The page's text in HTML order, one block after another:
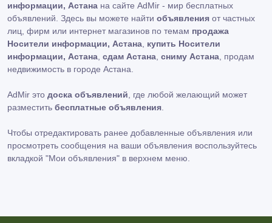
информации, Астана на сайте AdMir - мир бесплатных
объявлений. Здесь вы можете найти объявления от частных
лиц, фирм или интернет магазинов по темам продажа
Носители информации, Астана купить Носители
информации, Астана сдам Астана сниму Астана , продам
недвижимость в городе Астана.
AdMir это доска объявлений , где любой желающий может
разместить бесплатные объявления
Чтобы отредактировать ранее добавленные объявления или
просмотреть сообщения на ваши объявления воспользуйтесь
вкладкой "Мои объявления" в верхнем меню.